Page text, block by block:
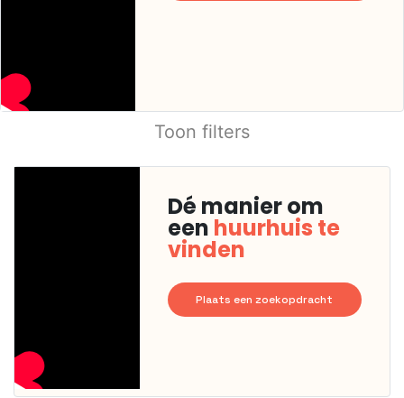
Toon filters
Dé manier om
een huurhuis te
vinden
Plaats een zoekopdracht